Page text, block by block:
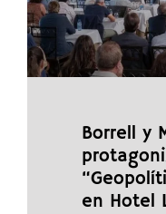
Borrell y
en Hotel